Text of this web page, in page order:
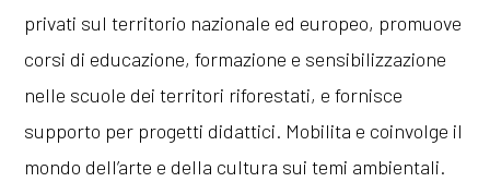
privati sul territorio nazionale ed europeo, promuove
corsi di educazione, formazione e sensibilizzazione
nelle scuole dei territori riforestati, e fornisce
supporto per progetti didattici. Mobilita e coinvolge il
mondo dell’arte e della cultura sui temi ambientali.